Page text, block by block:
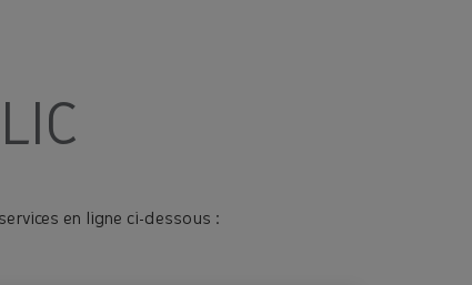
en ligne ci-dessous :